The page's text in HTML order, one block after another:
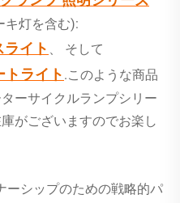
キ灯を含む):
イト 、 そして
トライト .このような商品
ーサイクルランプシリー
がございますのでお楽し
ーシップのための戦略的パ